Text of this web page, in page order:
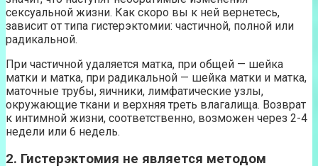
сексуальной жизни. Как скоро вы к ней вернетесь,
зависит от типа гистерэктомии: частичной, полной или
радикальной.
При частичной удаляется матка, при общей — шейка
матки и матка, при радикальной — шейка матки и матка,
маточные трубы, яичники, лимфатические узлы,
окружающие ткани и верхняя треть влагалища. Возврат
к интимной жизни, соответственно, возможен через 2-4
недели или 6 недель.
2. Гистерэктомия не является методом